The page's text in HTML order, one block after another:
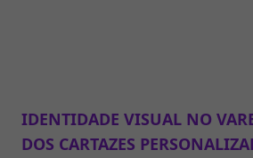
IDENTIDADE VISUAL NO
DOS CARTAZES